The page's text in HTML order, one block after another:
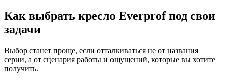
Как выбрать кресло Everprof под свои
задачи
Выбор станет проще, если отталкиваться не от названия
серии, а от сценария работы и ощущений, которые вы хотите
получить.